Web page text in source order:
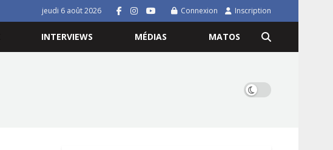
jeudi 6 août 2026 Connexion Inscription
INTERVIEWS MÉDIAS MATOS